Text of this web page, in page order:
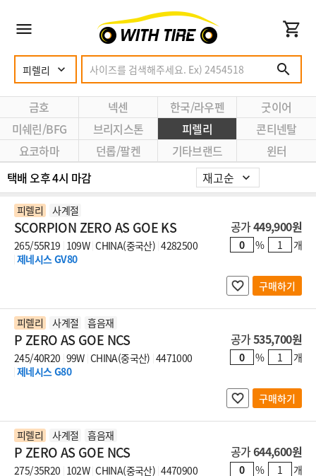
금호 넥센 한국/라우펜
굿이어
미쉐린/BFG
브리지스톤 피렐리
콘티넨탈
요코하마
던롭/팔켄 기타브랜드
윈터
택배 오후 4시 마감
피렐리 사계절
SCORPION ZERO AS GOE KS
265/55R19 109W CHINA(중국산) 4282500
제네시스 GV80
공가449,900원
% 개
구매하기
피렐리 사계절 흡음재
P ZERO AS GOE NCS
245/40R20 99W CHINA(중국산) 4471000
제네시스 G80
공가535,700원
% 개
구매하기
피렐리 사계절 흡음재
P ZERO AS GOE NCS
275/35R20 102W CHINA(중국산) 4470900
공가644,600원
% 개